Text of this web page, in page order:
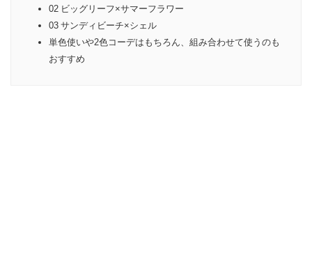
02 ビッグリーフ×サマーフラワー
03 サンディビーチ×シェル
単色使いや2色コーデはもちろん、組み合わせて使うのも
おすすめ